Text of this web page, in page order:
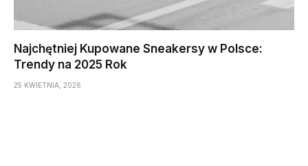
Najchętniej Kupowane Sneakersy w Polsce:
Trendy na 2025 Rok
25 KWIETNIA, 2026